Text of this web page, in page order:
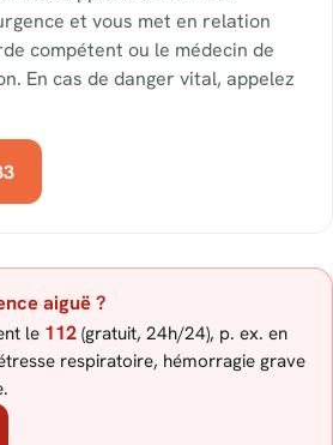
et vous met en relation
compétent ou le médecin de
En cas de danger vital, appelez
aiguë ?
le 112 (gratuit, 24h/24), p. ex. en
respiratoire, hémorragie grave